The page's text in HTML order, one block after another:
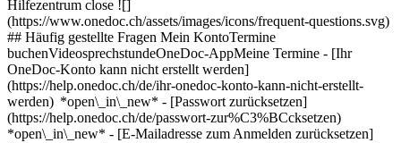
Hilfezentrum close ![]
(https://www.onedoc.ch/assets/images/icons/frequent-questions.svg)
## Häufig gestellte Fragen Mein KontoTermine
buchenVideosprechstundeOneDoc-AppMeine Termine - [Ihr
OneDoc-Konto kann nicht erstellt werden]
(https://help.onedoc.ch/de/ihr-onedoc-konto-kann-nicht-erstellt-
werden) *open\_in\_new* - [Passwort zurücksetzen]
(https://help.onedoc.ch/de/passwort-zur%C3%BCcksetzen)
*open\_in\_new* - [E-Mailadresse zum Anmelden zurücksetzen]